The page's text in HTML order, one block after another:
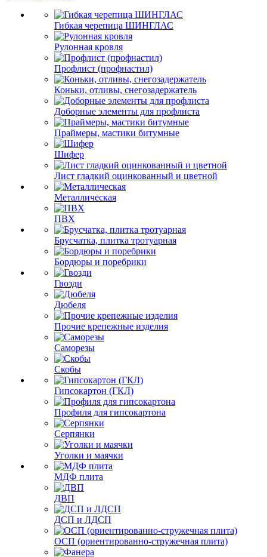
Гибкая черепица ШИНГЛАС
Рулонная кровля
Профлист (профнастил)
Коньки, отливы, снегозадержатель
Доборные элементы для профлиста
Праймеры, мастики битумные
Шифер
Лист гладкий оцинкованный и цветной
Металлическая
ПВХ
Брусчатка, плитка тротуарная
Бордюры и поребрики
Гвозди
Дюбеля
Прочие крепежные изделия
Саморезы
Скобы
Гипсокартон (ГКЛ)
Профиля для гипсокартона
Серпянки
Уголки и маячки
МДФ плита
ДВП
ДСП и ЛДСП
ОСП (ориентированно-стружечная плита)